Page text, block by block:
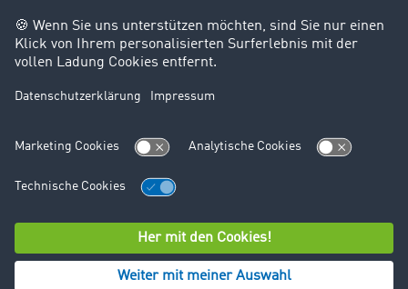
Rechtliches
Impressum
AGB